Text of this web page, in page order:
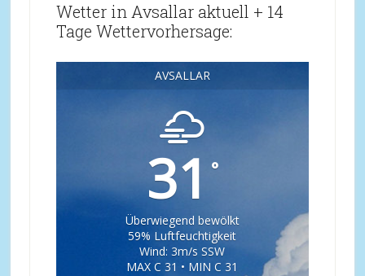
Wetter in Avsallar aktuell + 14
Tage Wettervorhersage:
AVSALLAR
31 °
Überwiegend bewölkt
59% Luftfeuchtigkeit
Wind: 3m/s SSW
MAX C 31 • MIN C 31